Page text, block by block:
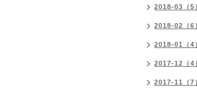
2018-03（5
2018-02（6
2018-01（4
2017-12（4
2017-11（7